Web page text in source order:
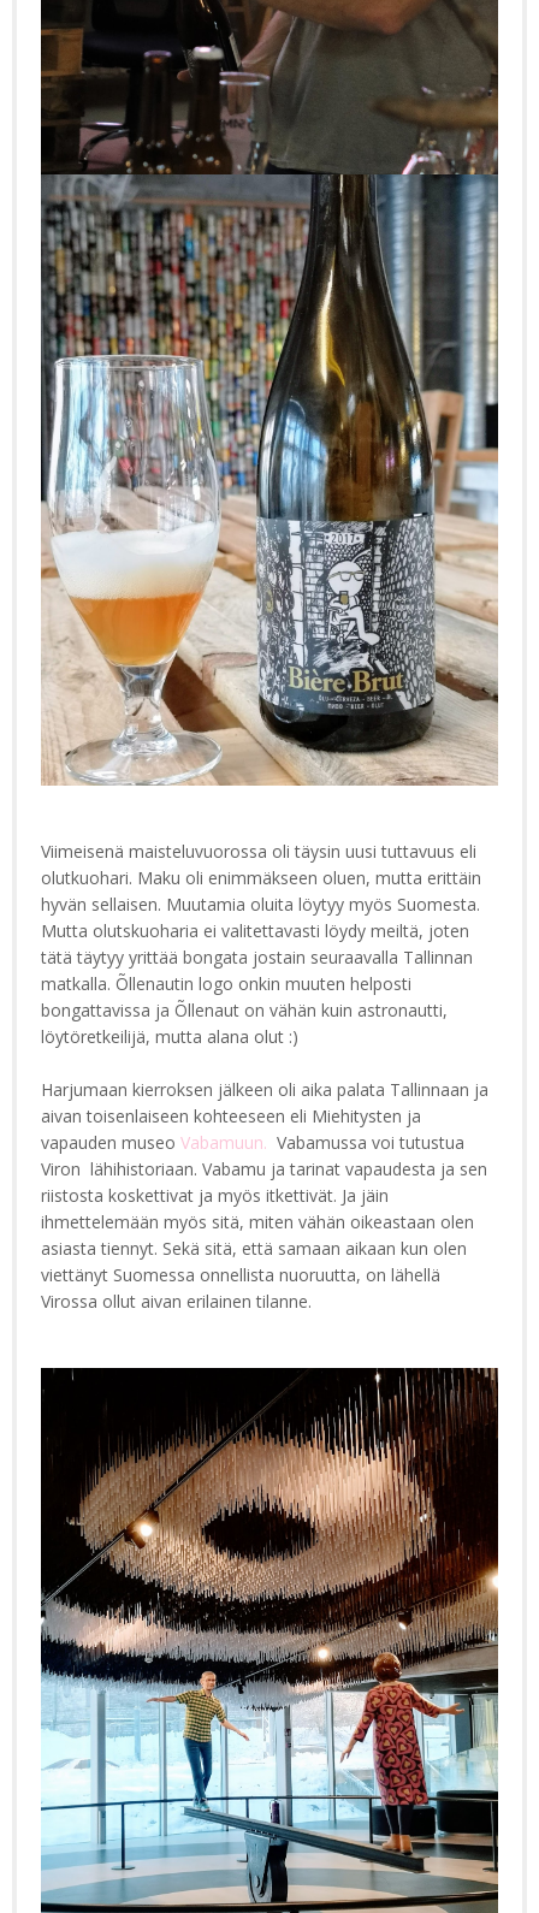
Viimeisenä maisteluvuorossa oli täysin uusi tuttavuus eli
olutkuohari. Maku oli enimmäkseen oluen, mutta erittäin
hyvän sellaisen. Muutamia oluita löytyy myös Suomesta.
Mutta olutskuoharia ei valitettavasti löydy meiltä, joten
tätä täytyy yrittää bongata jostain seuraavalla Tallinnan
matkalla. Õllenautin logo onkin muuten helposti
bongattavissa ja Õllenaut on vähän kuin astronautti,
löytöretkeilijä, mutta alana olut :)
Harjumaan kierroksen jälkeen oli aika palata Tallinnaan ja
aivan toisenlaiseen kohteeseen eli Miehitysten ja
vapauden museo Vabamuun. Vabamussa voi tutustua
Viron lähihistoriaan. Vabamu ja tarinat vapaudesta ja sen
riistosta koskettivat ja myös itkettivät. Ja jäin
ihmettelemään myös sitä, miten vähän oikeastaan olen
asiasta tiennyt. Sekä sitä, että samaan aikaan kun olen
viettänyt Suomessa onnellista nuoruutta, on lähellä
Virossa ollut aivan erilainen tilanne.